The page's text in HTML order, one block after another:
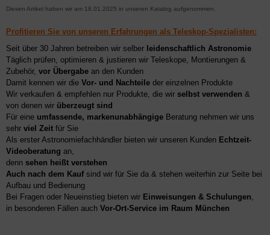
Diesen Artikel haben wir am 18.01.2025 in unseren Katalog aufgenommen.
Profitieren Sie von unseren Erfahrungen als Teleskop-Spezialisten:
Seit über 30 Jahren betreiben wir selber leidenschaftlich Astronomie
Täglich prüfen, optimieren & justieren wir Teleskope, Montierungen &
Zubehör, vor Übergabe an den Kunden
Damit kennen wir die Vor- und Nachteile der einzelnen Produkte
Wir verkaufen & empfehlen nur Produkte, die wir selbst verwenden &
von denen wir überzeugt sind
Für eine umfassende, markenunabhängige Beratung nehmen wir uns
sehr viel Zeit für Sie
Als erster Astronomiefachhändler bieten wir unseren Kunden Echtzeit-
Videoberatung an,
denn sehen heißt verstehen
Auch nach dem Kaufsind wir für Sie da & stehen weiterhin zur Seite bei
Aufbau und Bedienung
Bei Fragen oder Neueinstieg bieten wir Einweisungen & Schulungen,
in besonderen Fällen auch Vor-Ort-Service im Raum München